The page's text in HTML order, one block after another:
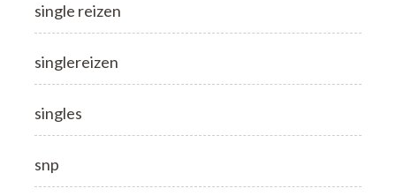
single reizen
singlereizen
singles
snp